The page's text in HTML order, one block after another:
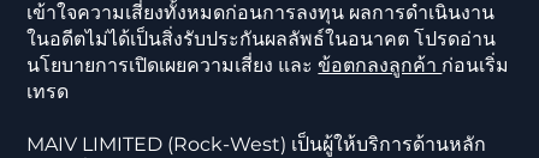
เข้าใจความเสี่ยงทั้งหมดก่อนการลงทุน ผลการดำเนินงาน
ในอดีตไม่ได้เป็นสิ่งรับประกันผลลัพธ์ในอนาคต โปรดอ่าน
นโยบายการเปิดเผยความเสี่ยง และข้อตกลงลูกค้า ก่อนเริ่ม
เทรด
MAIV LIMITED (Rock-West) เป็นผู้ให้บริการด้านหลัก